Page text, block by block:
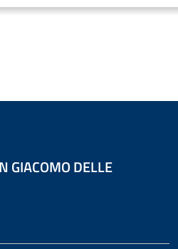
GIACOMO DELLE